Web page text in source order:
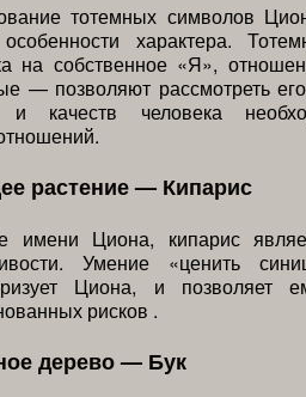
тотемных символов
особенности характера.
на собственное «Я»,
— позволяют рассмотреть
и качеств человека
растение — Кипарис
имени Циона, кипарис
Умение «ценить
Циона, и
рисков .
дерево — Бук